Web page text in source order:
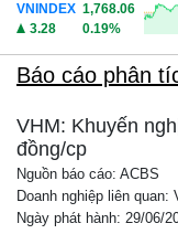
VNINDEX 1,768.06
3.28
0.19%
Báo cáo phân
VHM: Khuyến
đồng/cp
Nguồn báo cáo: ACBS
Doanh nghiệp liên quan:
Ngày phát hành: 29/06/